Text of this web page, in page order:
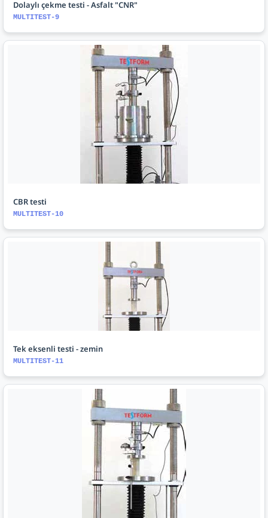
Dolaylı çekme testi - Asfalt "CNR"
MULTITEST-9
CBR testi
MULTITEST-10
Tek eksenli testi - zemin
MULTITEST-11